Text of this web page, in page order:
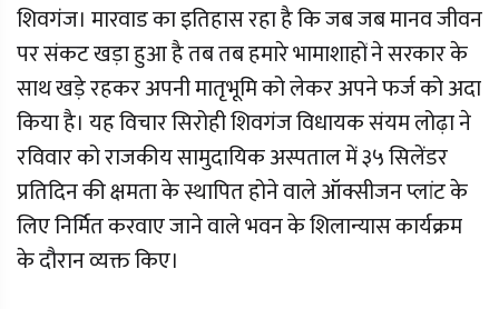
शिवगंज। मारवाड का इतिहास रहा है कि जब जब मानव जीवन
पर संकट खड़ा हुआ है तब तब हमारे भामाशाहों ने सरकार के
साथ खड़े रहकर अपनी मातृभूमि को लेकर अपने फर्ज को अदा
किया है। यह विचार सिरोही शिवगंज विधायक संयम लोढ़ा ने
रविवार को राजकीय सामुदायिक अस्पताल में ३५ सिलेंडर
प्रतिदिन की क्षमता के स्थापित होने वाले ऑक्सीजन प्लांट के
लिए निर्मित करवाए जाने वाले भवन के शिलान्यास कार्यक्रम
के दौरान व्यक्त किए।